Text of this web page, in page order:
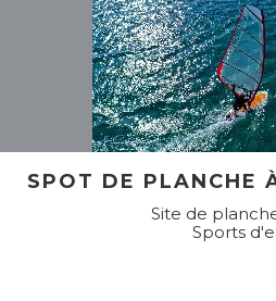
SPOT DE PLANCHE
Site de
Sports